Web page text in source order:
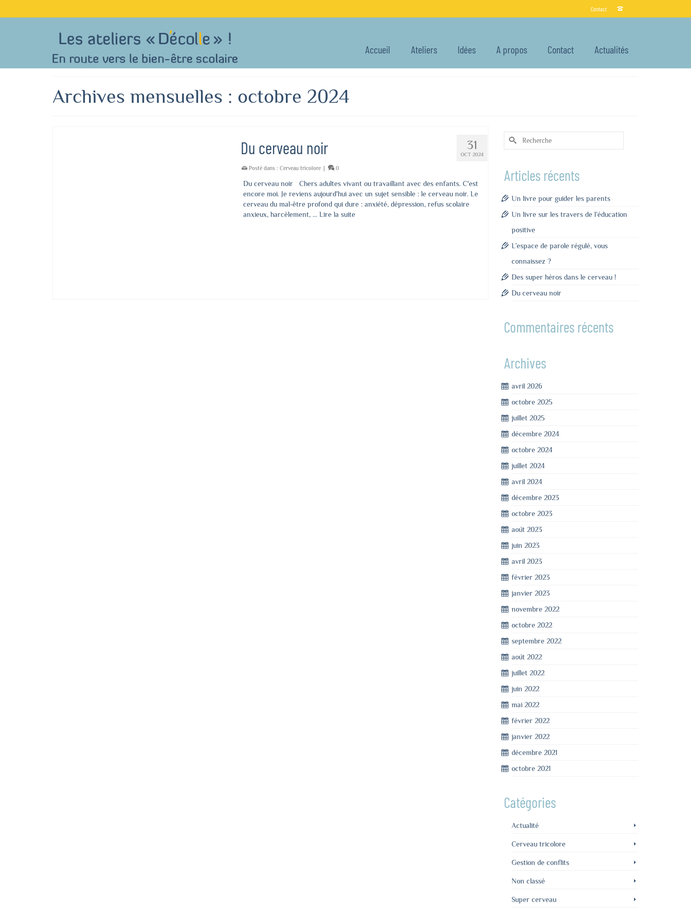
Contact
Accueil Ateliers Idées A propos Contact Actualités
Archives mensuelles : octobre 2024
31
OCT 2024
Du cerveau noir
Posté dans : Cerveau tricolore | 0
Du cerveau noir Chers adultes vivant ou travaillant avec des enfants. C'est
encore moi. Je reviens aujourd'hui avec un sujet sensible : le cerveau noir. Le
cerveau du mal-être profond qui dure : anxiété, dépression, refus scolaire
anxieux, harcèlement, … Lire la suite
Rechercher :
Articles récents
Un livre pour guider les parents
Un livre sur les travers de l’éducation
positive
L’espace de parole régulé, vous
connaissez ?
Des super héros dans le cerveau !
Du cerveau noir
Commentaires récents
Archives
avril 2026
octobre 2025
juillet 2025
décembre 2024
octobre 2024
juillet 2024
avril 2024
décembre 2023
octobre 2023
août 2023
juin 2023
avril 2023
février 2023
janvier 2023
novembre 2022
octobre 2022
septembre 2022
août 2022
juillet 2022
juin 2022
mai 2022
février 2022
janvier 2022
décembre 2021
octobre 2021
Catégories
Actualité
Cerveau tricolore
Gestion de conflits
Non classé
Super cerveau